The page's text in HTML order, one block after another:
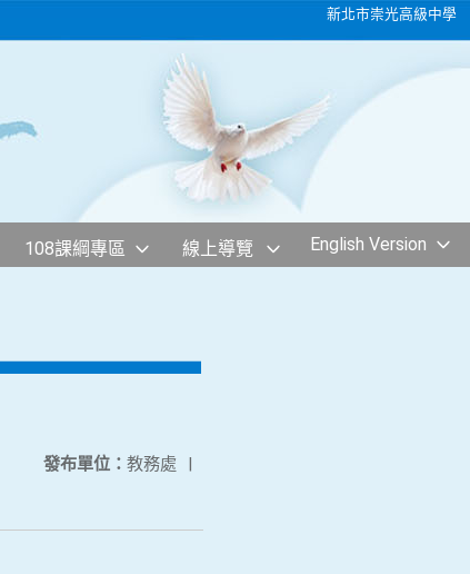
新北市崇光高級中學
108課綱專區 線上導覽 English Version
發布單位： 教務處 |